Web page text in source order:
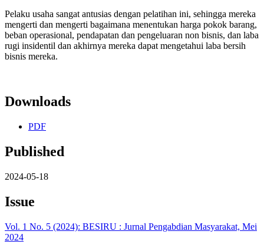
Pelaku usaha sangat antusias dengan pelatihan ini, sehingga mereka
mengerti dan mengerti bagaimana menentukan harga pokok barang,
beban operasional, pendapatan dan pengeluaran non bisnis, dan laba
rugi insidentil dan akhirnya mereka dapat mengetahui laba bersih
bisnis mereka.
Downloads
PDF
Published
2024-05-18
Issue
Vol. 1 No. 5 (2024): BESIRU : Jurnal Pengabdian Masyarakat, Mei
2024